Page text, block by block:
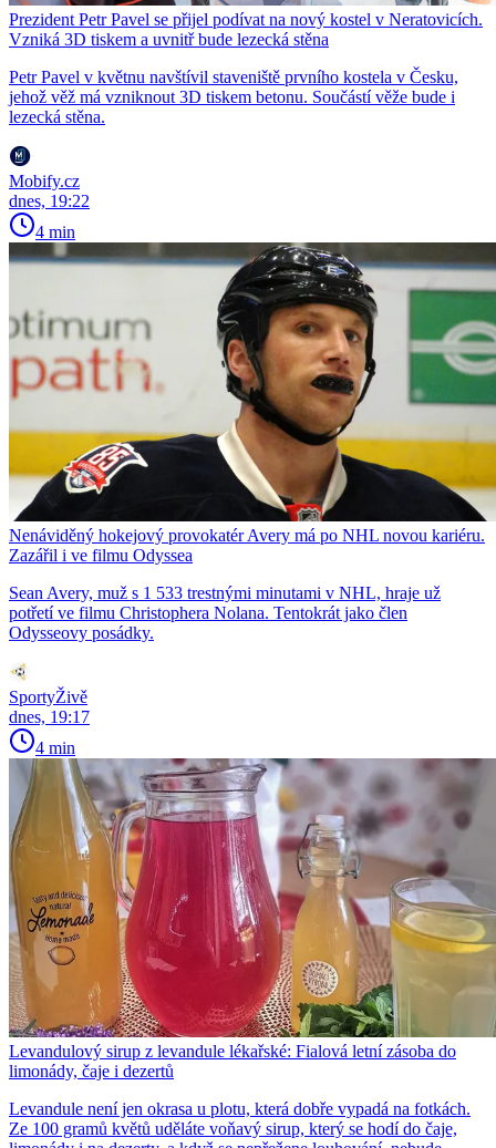
Prezident Petr Pavel se přijel podívat na nový kostel v Neratovicích.
Vzniká 3D tiskem a uvnitř bude lezecká stěna
Petr Pavel v květnu navštívil staveniště prvního kostela v Česku,
jehož věž má vzniknout 3D tiskem betonu. Součástí věže bude i
lezecká stěna.
Mobify.cz
dnes, 19:22
4 min
Nenáviděný hokejový provokatér Avery má po NHL novou kariéru.
Zazářil i ve filmu Odyssea
Sean Avery, muž s 1 533 trestnými minutami v NHL, hraje už
potřetí ve filmu Christophera Nolana. Tentokrát jako člen
Odysseovy posádky.
SportyŽivě
dnes, 19:17
4 min
Levandulový sirup z levandule lékařské: Fialová letní zásoba do
limonády, čaje i dezertů
Levandule není jen okrasa u plotu, která dobře vypadá na fotkách.
Ze 100 gramů květů uděláte voňavý sirup, který se hodí do čaje,